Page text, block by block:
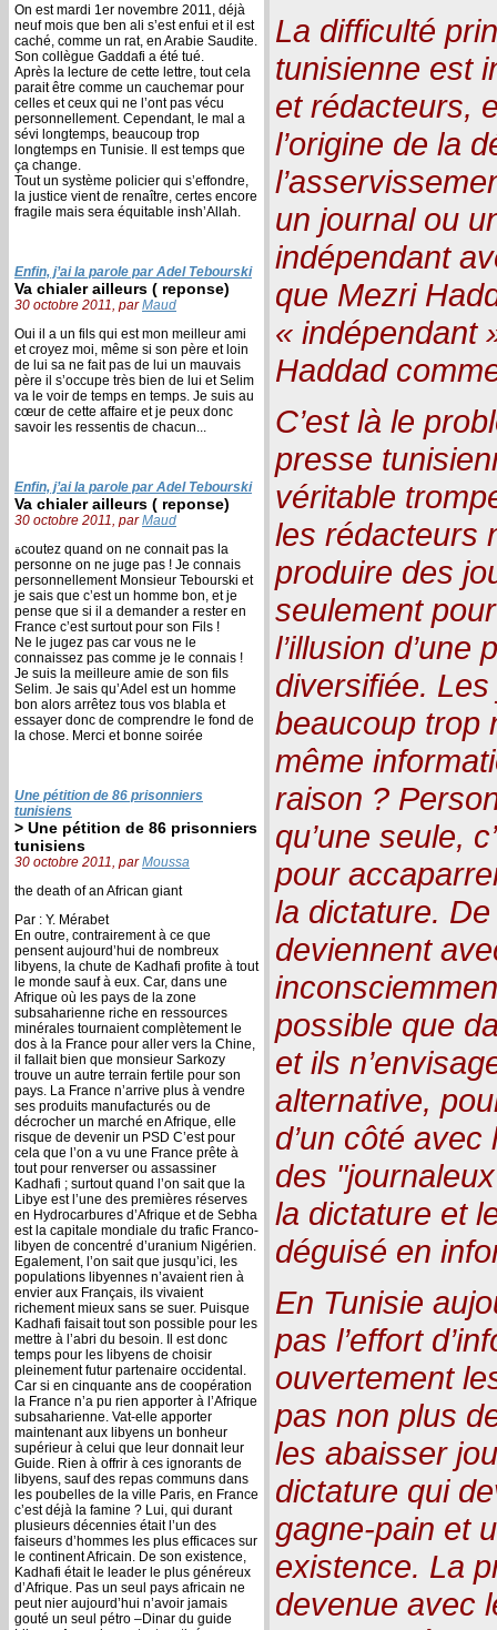
On est mardi 1er novembre 2011, déjà
neuf mois que ben ali s’est enfui et il est
caché, comme un rat, en Arabie Saudite.
Son collègue Gaddafi a été tué.
Après la lecture de cette lettre, tout cela
parait être comme un cauchemar pour
celles et ceux qui ne l’ont pas vécu
personnellement. Cependant, le mal a
sévi longtemps, beaucoup trop
longtemps en Tunisie. Il est temps que
ça change.
Tout un système policier qui s’effondre,
la justice vient de renaître, certes encore
fragile mais sera équitable insh’Allah.
Enfin, j’ai la parole par Adel Tebourski
Va chialer ailleurs ( reponse)
30 octobre 2011, parMaud
Oui il a un fils qui est mon meilleur ami
et croyez moi, même si son père et loin
de lui sa ne fait pas de lui un mauvais
père il s’occupe très bien de lui et Selim
va le voir de temps en temps. Je suis au
cœur de cette affaire et je peux donc
savoir les ressentis de chacun...
Enfin, j’ai la parole par Adel Tebourski
Va chialer ailleurs ( reponse)
30 octobre 2011, parMaud
ةcoutez quand on ne connait pas la
personne on ne juge pas ! Je connais
personnellement Monsieur Tebourski et
je sais que c’est un homme bon, et je
pense que si il a demander a rester en
France c’est surtout pour son Fils !
Ne le jugez pas car vous ne le
connaissez pas comme je le connais !
Je suis la meilleure amie de son fils
Selim. Je sais qu’Adel est un homme
bon alors arrêtez tous vos blabla et
essayer donc de comprendre le fond de
la chose. Merci et bonne soirée
Une pétition de 86 prisonniers
tunisiens
> Une pétition de 86 prisonniers
tunisiens
30 octobre 2011, parMoussa
the death of an African giant
Par : Y. Mérabet
En outre, contrairement à ce que
pensent aujourd’hui de nombreux
libyens, la chute de Kadhafi profite à tout
le monde sauf à eux. Car, dans une
Afrique où les pays de la zone
subsaharienne riche en ressources
minérales tournaient complètement le
dos à la France pour aller vers la Chine,
il fallait bien que monsieur Sarkozy
trouve un autre terrain fertile pour son
pays. La France n’arrive plus à vendre
ses produits manufacturés ou de
décrocher un marché en Afrique, elle
risque de devenir un PSD C’est pour
cela que l’on a vu une France prête à
tout pour renverser ou assassiner
Kadhafi ; surtout quand l’on sait que la
Libye est l’une des premières réserves
en Hydrocarbures d’Afrique et de Sebha
est la capitale mondiale du trafic Franco-
libyen de concentré d’uranium Nigérien.
Egalement, l’on sait que jusqu’ici, les
populations libyennes n’avaient rien à
envier aux Français, ils vivaient
richement mieux sans se suer. Puisque
Kadhafi faisait tout son possible pour les
mettre à l’abri du besoin. Il est donc
temps pour les libyens de choisir
pleinement futur partenaire occidental.
Car si en cinquante ans de coopération
la France n’a pu rien apporter à l’Afrique
subsaharienne. Vat-elle apporter
maintenant aux libyens un bonheur
supérieur à celui que leur donnait leur
Guide. Rien à offrir à ces ignorants de
libyens, sauf des repas communs dans
les poubelles de la ville Paris, en France
c’est déjà la famine ? Lui, qui durant
plusieurs décennies était l’un des
faiseurs d’hommes les plus efficaces sur
le continent Africain. De son existence,
Kadhafi était le leader le plus généreux
d’Afrique. Pas un seul pays africain ne
peut nier aujourd’hui n’avoir jamais
gouté un seul pétro –Dinar du guide
La difficulté
tunisienne est
et rédacteurs,
l’origine de la
un journal ou
indépendant
que Mezri
« indépendant
Haddad
C’est là le
presse
véritable
les rédacteurs
produire des
seulement
l’illusion
diversifiée.
beaucoup trop
même
raison ?
qu’une seule,
pour
la dictature.
deviennent
possible que
et ils
alternative,
d’un côté
des
la dictature et
déguisé en
En Tunisie
pas l’effort
ouvertement
pas non plus
les abaisser
dictature qui
gagne-pain et
existence. La
devenue avec